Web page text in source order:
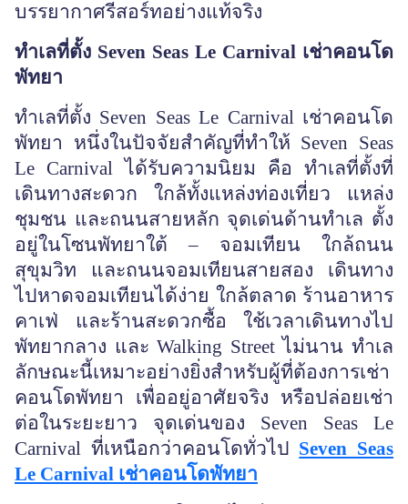
บรรยากาศรีสอร์ทอย่างแท้จริง
ทำเลที่ตั้ง Seven Seas Le Carnival เช่าคอนโด
พัทยา
ทำเลที่ตั้ง Seven Seas Le Carnival เช่าคอนโด
พัทยา หนึ่งในปัจจัยสำคัญที่ทำให้ Seven Seas
Le Carnival ได้รับความนิยม คือ ทำเลที่ตั้งที่
เดินทางสะดวก ใกล้ทั้งแหล่งท่องเที่ยว แหล่ง
ชุมชน และถนนสายหลัก จุดเด่นด้านทำเล ตั้ง
อยู่ในโซนพัทยาใต้ – จอมเทียน ใกล้ถนน
สุขุมวิท และถนนจอมเทียนสายสอง เดินทาง
ไปหาดจอมเทียนได้ง่าย ใกล้ตลาด ร้านอาหาร
คาเฟ่ และร้านสะดวกซื้อ ใช้เวลาเดินทางไป
พัทยากลาง และ Walking Street ไม่นาน ทำเล
ลักษณะนี้เหมาะอย่างยิ่งสำหรับผู้ที่ต้องการเช่า
คอนโดพัทยา เพื่ออยู่อาศัยจริง หรือปล่อยเช่า
ต่อในระยะยาว จุดเด่นของ Seven Seas Le
Carnival ที่เหนือกว่าคอนโดทั่วไป Seven Seas
Le Carnival เช่าคอนโดพัทยา